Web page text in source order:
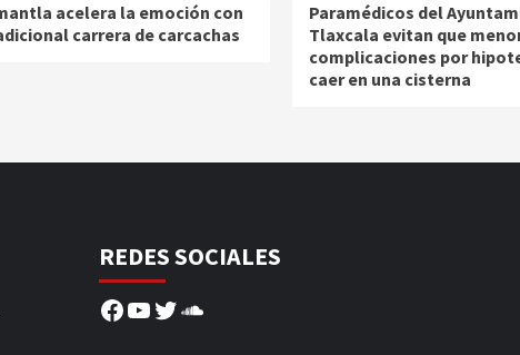
acelera la emoción con
carrera de carcachas
Paramédicos del
Tlaxcala evitan que
complicaciones por
caer en una cisterna
REDES SOCIALES
Facebook
YouTube
Twitter
SoundCloud